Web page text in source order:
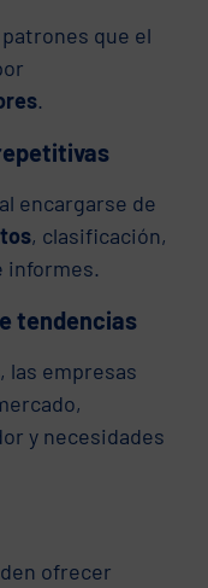
que el
.
encargarse de
, clasificación,
informes.
tendencias
, las empresas
y necesidades
ofrecer